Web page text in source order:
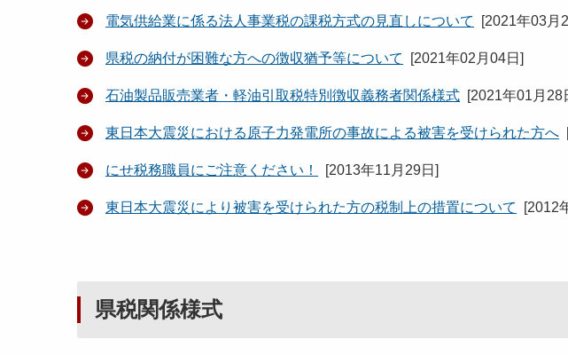
電気供給業に係る法人事業税の課税方式の見直しについて [2021年03月
県税の納付が困難な方への徴収猶予等について [2021年02月04日 ]
石油製品販売業者・軽油引取税特別徴収義務者関係様式 [2021年01月28
東日本大震災における原子力発電所の事故による被害を受けられた方へ
にせ税務職員にご注意ください！ [2013年11月29日 ]
東日本大震災により被害を受けられた方の税制上の措置について [2012
県税関係様式